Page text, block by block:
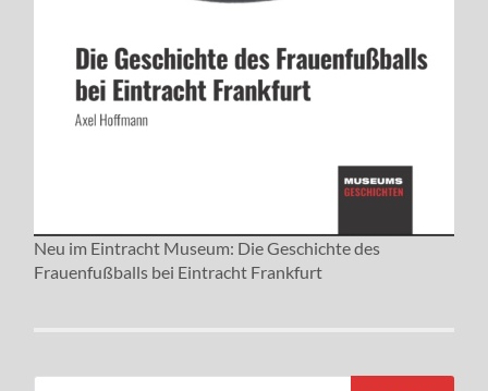
Neu im Eintracht Museum: Die Geschichte des
Frauenfußballs bei Eintracht Frankfurt